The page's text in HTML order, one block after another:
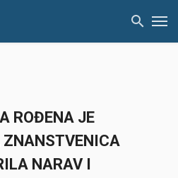
ROĐENA JE
ZNANSTVENICA
NARAV I